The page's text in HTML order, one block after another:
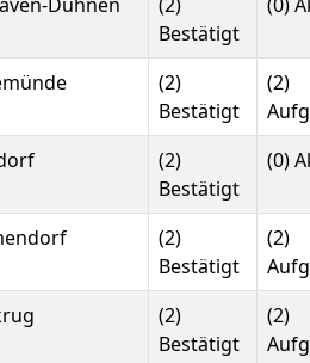
Bestätigt
(2)
Bestätigt
(2)
(2)
Bestätigt
(0)
(2)
Bestätigt
(2)
(2)
Bestätigt
(2)